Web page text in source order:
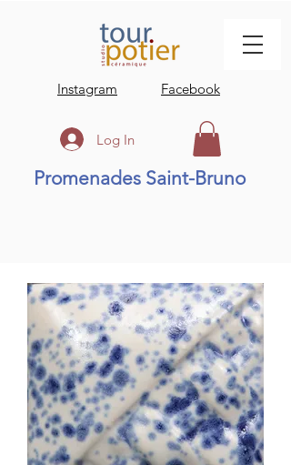
Instagram Facebook
Log In
Promenades Saint-Bruno